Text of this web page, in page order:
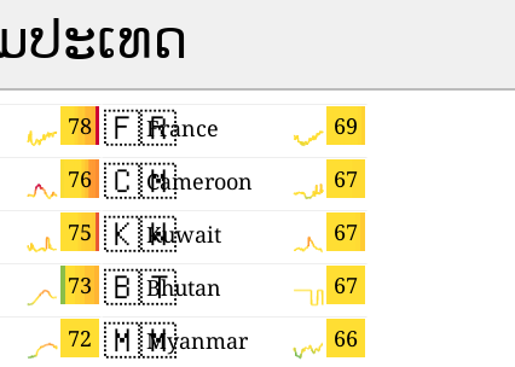
ປະເທດ
78
76
75
73
72
🇫🇷 69
France
🇨🇲 67
Cameroon
🇰🇼 67
Kuwait
🇧🇹 67
Bhutan
🇲🇲 66
Myanmar